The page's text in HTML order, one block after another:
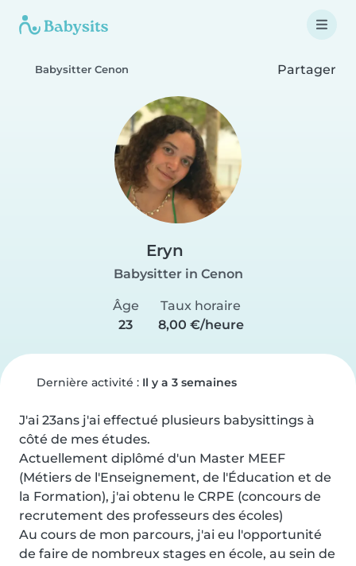
Babysitter Cenon Partager
Eryn
Babysitter in Cenon
Âge
23
Taux horaire
8,00 €/heure
Dernière activité : Il y a 3 semaines
J'ai 23ans j'ai effectué plusieurs babysittings à
côté de mes études.
Actuellement diplômé d'un Master MEEF
(Métiers de l'Enseignement, de l'Éducation et de
la Formation), j'ai obtenu le CRPE (concours de
recrutement des professeurs des écoles)
Au cours de mon parcours, j'ai eu l'opportunité
de faire de nombreux stages en école, au sein de